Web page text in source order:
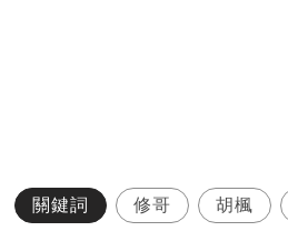
關鍵詞 修哥 胡楓